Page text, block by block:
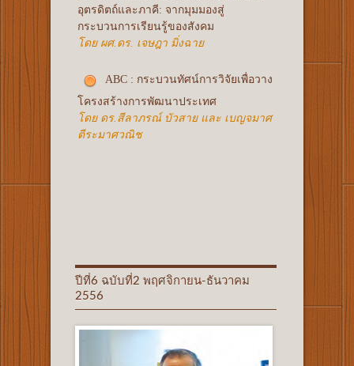
อุตรดิตถ์และภาคี: จากมุมมองสู่
กระบวนการเรียนรู้ของสังคม
โดย ผศ.ดร. เจษฎา มิ่งฉาย
ABC : กระบวนทัศน์การวิจัยเพื่อวาง
โครงสร้างการพัฒนาประเทศ
โดย ดร.สีลาภรณ์ บัวสาย และ เบญจมาศ
ตีระมาศวณิช
ปีที่6 ฉบับที่2 พฤศจิกายน-ธันวาคม
2556